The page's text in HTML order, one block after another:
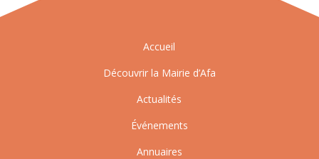
Accueil
Découvrir la Mairie d’Afa
Actualités
Événements
Annuaires